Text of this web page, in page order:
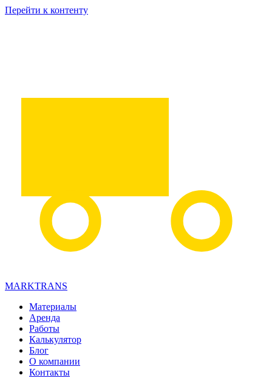
Перейти к контенту
MARKTRANS
Материалы
Аренда
Работы
Калькулятор
Блог
О компании
Контакты